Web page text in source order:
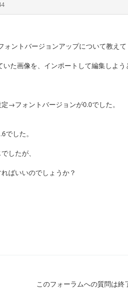
ントバージョンアップについて教えて
いた画像を、インポートして編集しよ
→フォントバージョンが0.0でした。
でした。
したが、
ばいいのでしょうか？
このフォーラムへの質問は終